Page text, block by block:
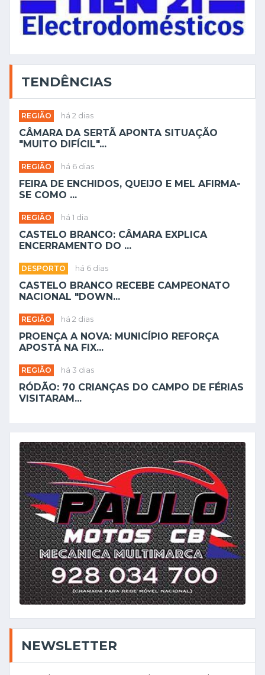
TENDÊNCIAS
REGIÃO há 2 dias
CÂMARA DA SERTÃ APONTA SITUAÇÃO
"MUITO DIFÍCIL"...
REGIÃO há 6 dias
FEIRA DE ENCHIDOS, QUEIJO E MEL AFIRMA-
SE COMO ...
REGIÃO há 1 dia
CASTELO BRANCO: CÂMARA EXPLICA
ENCERRAMENTO DO ...
DESPORTO há 6 dias
CASTELO BRANCO RECEBE CAMPEONATO
NACIONAL "DOWN...
REGIÃO há 2 dias
PROENÇA A NOVA: MUNICÍPIO REFORÇA
APOSTA NA FIX...
REGIÃO há 3 dias
RÓDÃO: 70 CRIANÇAS DO CAMPO DE FÉRIAS
VISITARAM...
NEWSLETTER